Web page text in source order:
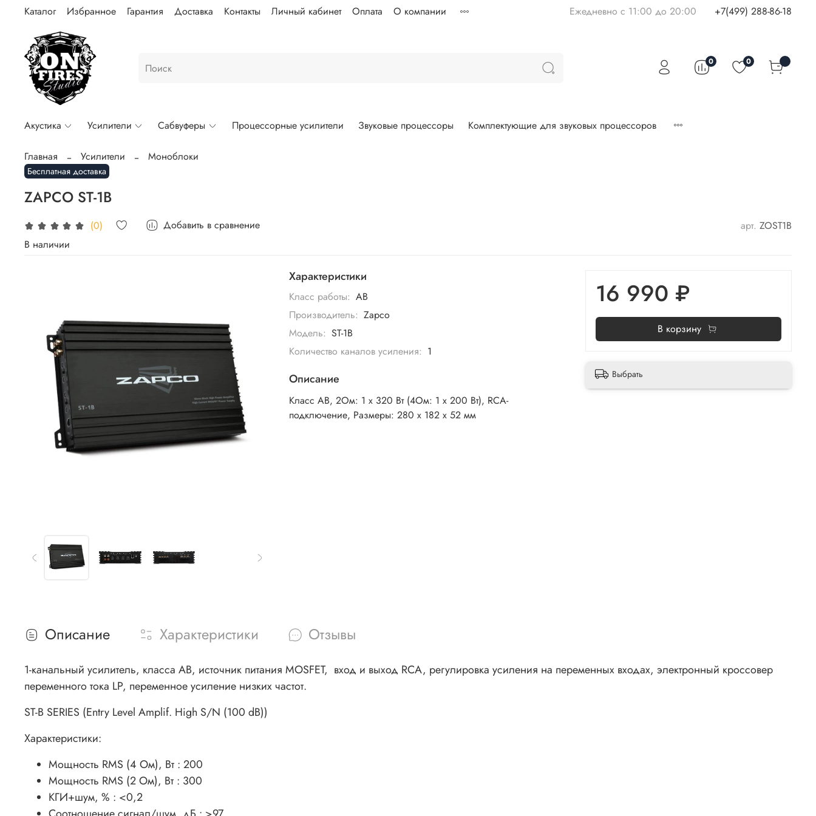
Каталог Избранное Гарантия Доставка Контакты Личный кабинет Оплата О компании Ежедневно с 11:00 до 20:00 +7(499) 288-86-18
0 0
Акустика Усилители Сабвуферы Процессорные усилители Звуковые процессоры Комплектующие для звуковых процессоров
Главная Усилители Моноблоки
Бесплатная доставка
ZAPCO ST-1B
В наличии
(0) Добавить в сравнение арт. ZOST1B
Характеристики
Класс работы: AB
Производитель: Zapco
Модель: ST-1B
Количество каналов усиления: 1
Описание
Класс АВ, 2Ом: 1 x 320 Вт (4Ом: 1 x 200 Вт), RCA-
подключение, Размеры: 280 x 182 x 52 мм
16 990 ₽
В корзину
Выбрать
Описание Характеристики Отзывы
1-канальный усилитель, класса AB, источник питания MOSFET, вход и выход RCA, регулировка усиления на переменных входах, электронный кроссовер
переменного тока LP, переменное усиление низких частот.
ST-B SERIES (Entry Level Amplif. High S/N (100 dB))
Характеристики:
Мощность RMS (4 Ом), Вт : 200
Мощность RMS (2 Ом), Вт : 300
КГИ+шум, % : <0,2